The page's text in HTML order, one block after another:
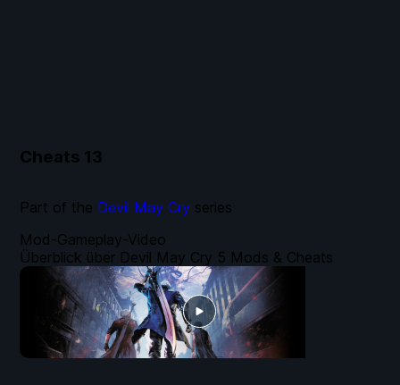
Cheats 13
Mod-Gameplay-Video
Überblick über Devil May Cry 5 Mods & Cheats
Part of the Devil May Cry series